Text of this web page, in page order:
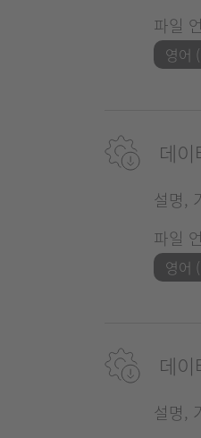
파일
영어
데이
설명,
파일
영어
데이
설명,